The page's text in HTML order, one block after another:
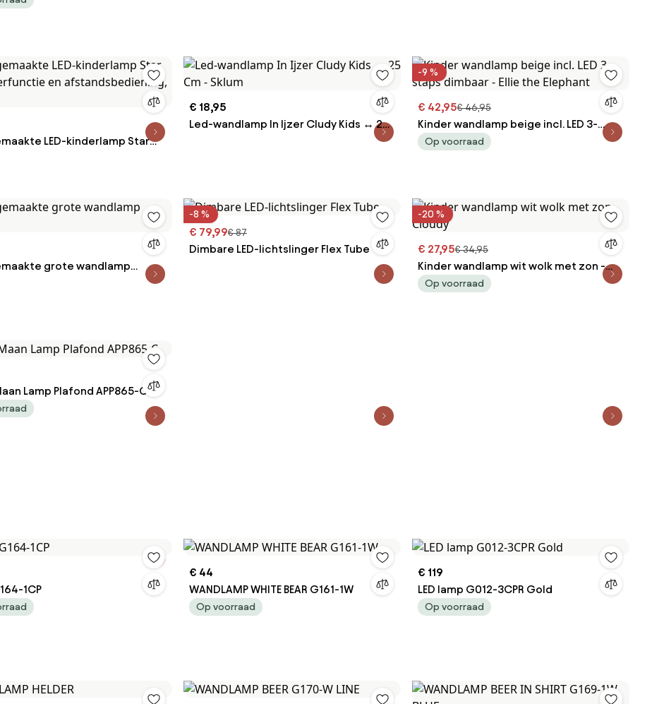
LED-kinderlamp Star
€ 18,95
Led-wandlamp In Ijzer Cludy Kids ↔︎ 25
-9 %
€ 42,95€ 46,95
Kinder wandlamp beige incl. LED 3-
staps dimbaar - Ellie the Elephant
Op voorraad
grote wandlamp
-8 %
€ 79,99€ 87
Dimbare LED-lichtslinger Flex Tube
-20 %
€ 27,95€ 34,95
Kinder wandlamp wit wolk met zon -
Cloudy
Op voorraad
Lamp Plafond APP865-C
1CP
€ 44
WANDLAMP WHITE BEAR G161-1W
Op voorraad
€ 119
LED lamp G012-3CPR Gold
Op voorraad